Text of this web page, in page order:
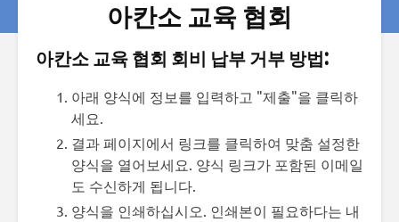
아칸소 교육 협회
아칸소 교육 협회 회비 납부 거부 방법:
아래 양식에 정보를 입력하고 "제출"을 클릭하
세요.
결과 페이지에서 링크를 클릭하여 맞춤 설정한
양식을 열어보세요. 양식 링크가 포함된 이메일
도 수신하게 됩니다.
양식을 인쇄하십시오. 인쇄본이 필요하다는 내